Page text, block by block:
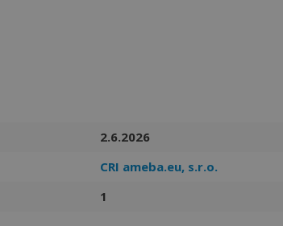
2.6.2026
CRI ameba.eu, s.r.o.
1